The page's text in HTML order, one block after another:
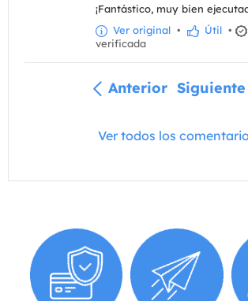
¡Fantástico, muy bien
Ver original • Útil •
verificada
Anterior Siguiente
Ver todos los